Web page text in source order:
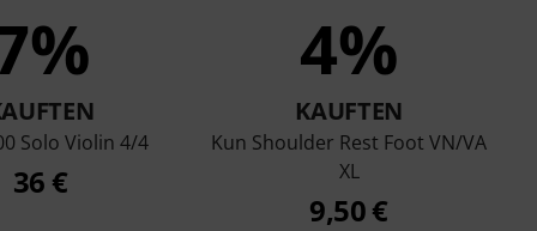
Solo Violin 4/4
36 €
4%
KAUFTEN
Kun Shoulder Rest Foot VN/VA
XL
9,50 €